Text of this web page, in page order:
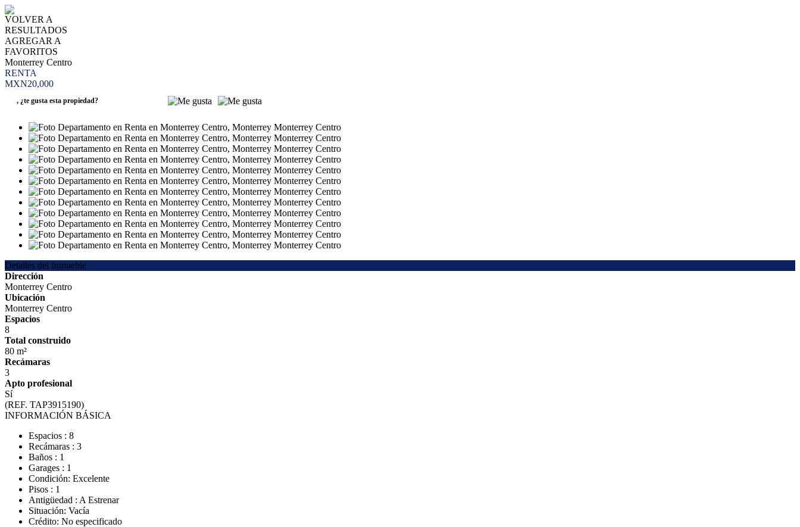
VOLVER A
RESULTADOS
AGREGAR A
FAVORITOS
Monterrey Centro
RENTA
MXN20,000
, ¿te gusta esta propiedad?
Detalles del Inmueble
Dirección
Monterrey Centro
Ubicación
Monterrey Centro
Espacios
8
Total construido
80 m²
Recámaras
3
Apto profesional
Sí
(REF. TAP3915190)
INFORMACIÓN BÁSICA
Espacios : 8
Recámaras : 3
Baños : 1
Garages : 1
Condición: Excelente
Pisos : 1
Antigüedad : A Estrenar
Situación: Vacía
Crédito: No especificado